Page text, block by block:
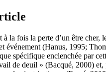
la fois la perte d’un être cher,
événement (Hanus, 1995;
spécifique enclenchée par
de deuil » (Bacqué, 2000) et,